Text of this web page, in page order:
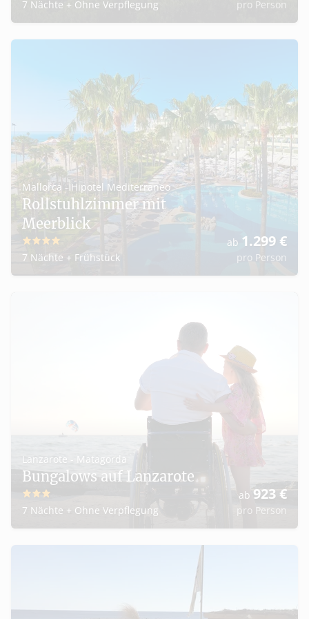
7 Nächte + Ohne Verpflegung pro Person
Mallorca - Hipotel Mediterraneo
Rollstuhlzimmer mit
Meerblick
4
7 Nächte + Frühstück
ab 1.299 €
pro Person
Lanzarote - Matagorda
Bungalows auf Lanzarote
3
7 Nächte + Ohne Verpflegung
ab 923 €
pro Person